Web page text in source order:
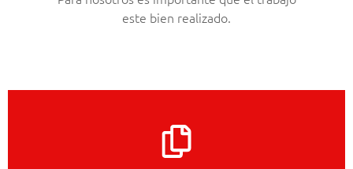
este bien realizado.
Llamar